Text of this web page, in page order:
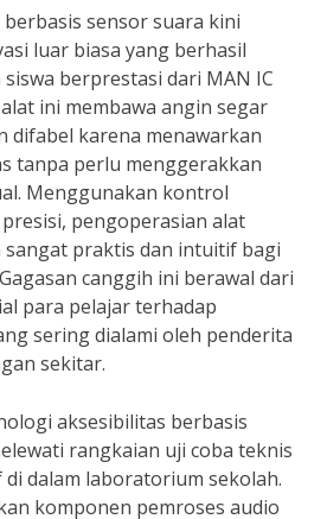
sensor suara kini
luar biasa yang berhasil
berprestasi dari MAN IC
ini membawa angin segar
difabel karena menawarkan
tanpa perlu menggerakkan
Menggunakan kontrol
pengoperasian alat
sangat praktis dan intuitif bagi
canggih ini berawal dari
para pelajar terhadap
sering dialami oleh penderita
sekitar.
aksesibilitas berbasis
rangkaian uji coba teknis
dalam laboratorium sekolah.
komponen pemroses audio